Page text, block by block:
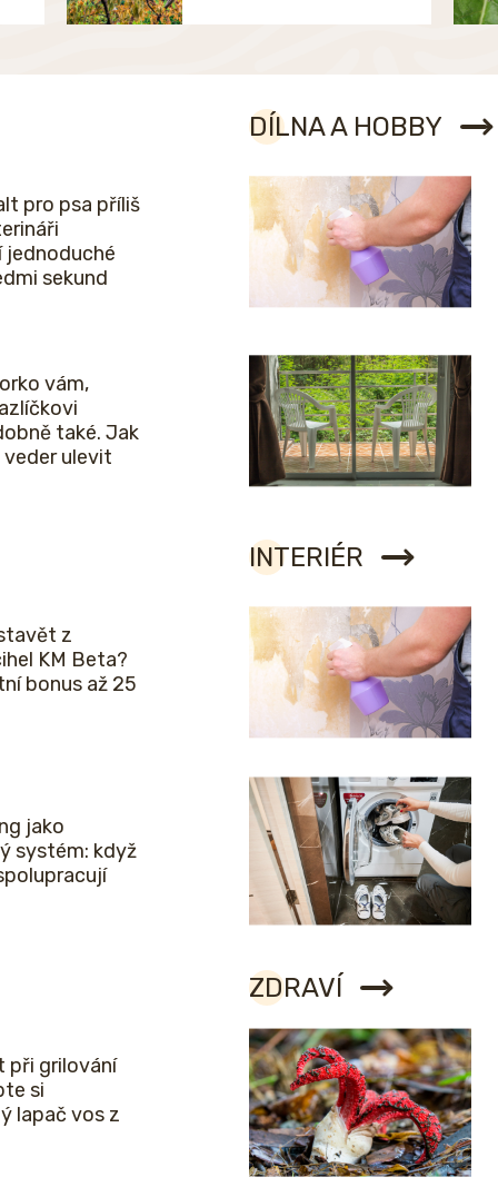
pro psa příliš
sekund
vám,
také. Jak
ulevit
DÍLNA A HOBBY
z
KM Beta?
bonus až 25
jako
systém: když
INTERIÉR
při grilování
si
lapač vos z
ZDRAVÍ